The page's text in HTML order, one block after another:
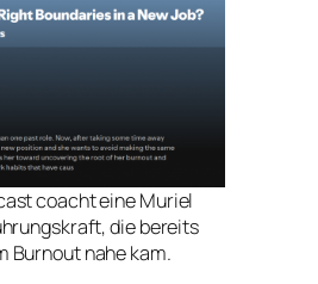
coacht eine Muriel
die bereits
Burnout nahe kam.